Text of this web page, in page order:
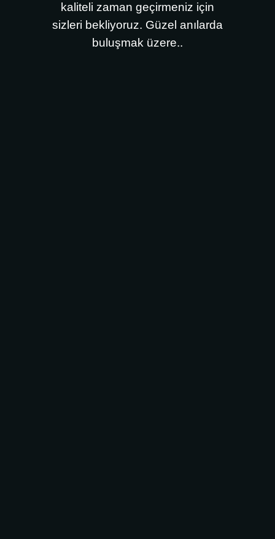
kaliteli zaman geçirmeniz için
sizleri bekliyoruz. Güzel anılarda
buluşmak üzere..